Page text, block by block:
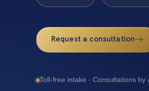
Request a consultation
Toll-free intake · Consultations